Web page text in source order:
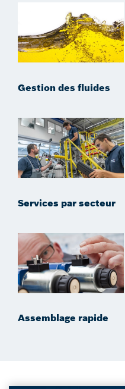
Gestion des fluides
Services par secteur
Assemblage rapide